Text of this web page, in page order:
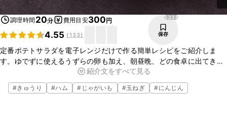
調理時間 20分 費用目安300円
4.55 (133)
5338
保存
定番ポテトサラダを電子レンジだけで作る簡単レシピをご紹介しま
す。ゆでずに使えるうずらの卵も加え、朝昼晩、どの食卓に出てきて
も嬉しい定番ポテトサラダに仕上がりました。お子さまも大人も喜ぶ
一品ですよ。ぜひ、作ってみてくださいね。
紹介文をすべて見る
#きゅうり #ハム # じゃがいも #玉ねぎ #にんじん